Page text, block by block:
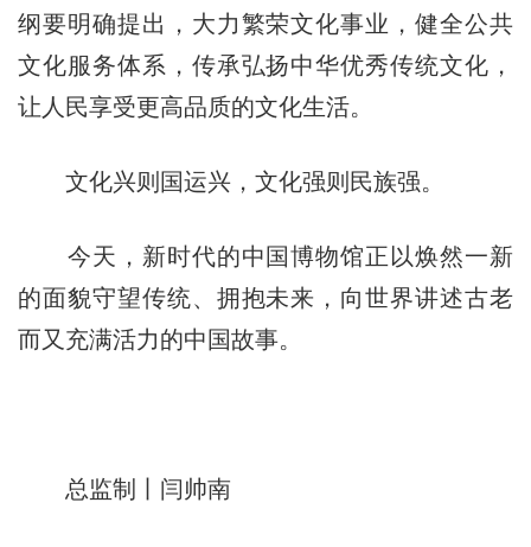
纲要明确提出，大力繁荣文化事业，健全公共
文化服务体系，传承弘扬中华优秀传统文化，
让人民享受更高品质的文化生活。
文化兴则国运兴，文化强则民族强。
今天，新时代的中国博物馆正以焕然一新
的面貌守望传统、拥抱未来，向世界讲述古老
而又充满活力的中国故事。
总监制丨闫帅南